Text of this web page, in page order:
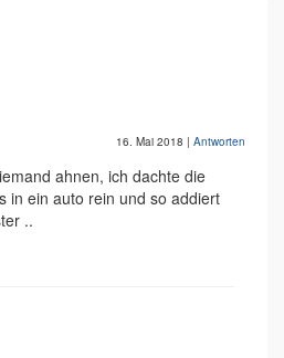
16. Mai 2018 | Antworten
ahnen, ich dachte die
in ein auto rein und so addiert
..